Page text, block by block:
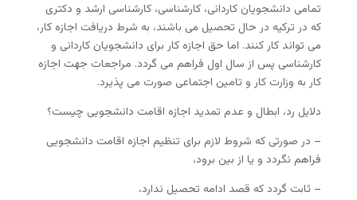
تمامی دانشجویان کاردانی، کارشناسی، کارشناسی ارشد و دکتری
که در ترکیه در حال تحصیل می باشند، به شرط دریافت اجازه کار،
می تواند کار کنند. اما حق اجازه کار برای دانشجویان کاردانی و
کارشناسی پس از سال اول فراهم می گردد. مراجعات جهت اجازه
کار به وزارت کار و تامین اجتماعی صورت می پذیرد.
دلایل رد، ابطال و عدم تمدید اجازه اقامت دانشجویی چیست؟
– در صورتی که شروط لازم برای تنظیم اجازه اقامت دانشجویی
فراهم نگردد و یا از بین برود،
– ثابت گردد که قصد ادامه تحصیل ندارد،